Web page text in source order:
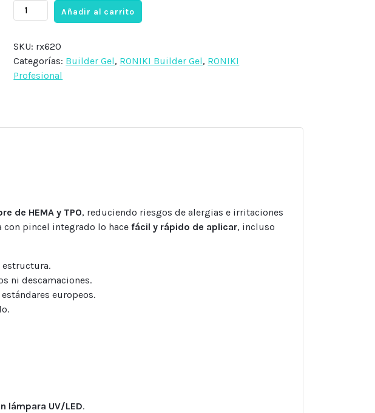
era:
11,50€.
es:
9,20€.
Bottle
Gel
15ml
RONIKI
Professional
Añadir al carrito
SKU: rx620
Categorías: Builder Gel, RONIKI Builder Gel, RONIKI
Profesional
de HEMA y TPO, reduciendo riesgos de alergias e irritaciones
pincel integrado lo hace fácil y rápido de aplicar, incluso
estructura.
ni descamaciones.
europeos.
lámpara UV/LED.